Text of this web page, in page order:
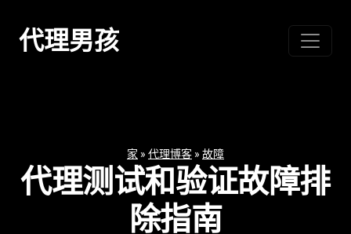
代理男孩
家 » 代理博客 » 故障
代理测试和验证故障排
除指南